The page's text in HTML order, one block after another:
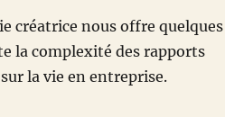
créatrice nous offre quelques
la complexité des rapports
la vie en entreprise.